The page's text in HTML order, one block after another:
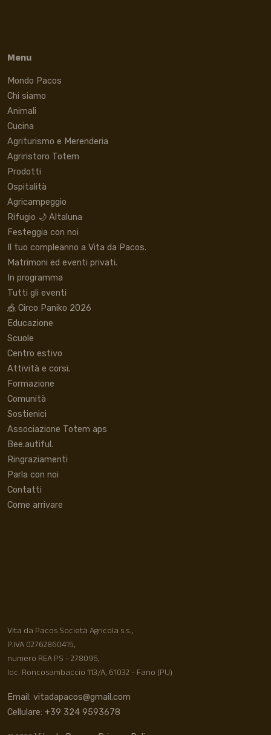
Menu
Mondo Pacos
Chi siamo
Animali
Cucina
Agriturismo e Merenderia
Agriristoro Totem
Prodotti
Ospitalità
Agricampeggio
Rifugio 🌙 Altaluna
Festeggia con noi
Il tuo compleanno a Vita da Pacos.
Matrimoni ed eventi privati.
In programma
Tutti gli eventi
🎪 Circo Paniko 2026
Educazione
Scuole
Centro estivo
Attività e corsi.
Formazione
Comunità
Sostienici
Associazione Totem aps
Bee.autiful.
Ringraziamenti
Parla con noi
Contatti
Come arrivare
Vita da Pacos Società Agricola s.s.,
P.IVA 02762860415,
numero REA PS - 278095,
loc. Roncosambaccio 113/A, 61032 - Fano (PU)
Email: vitadapacos@gmail.com
Cellulare: +39 324 9593678